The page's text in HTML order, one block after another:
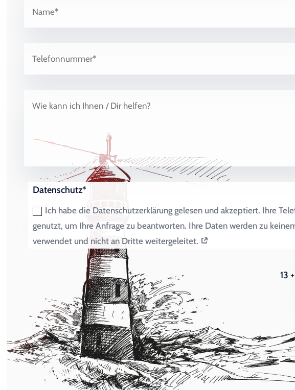
Datenschutz*
Ich habe die Datenschutzerklärung gelesen und akzeptiert. Ihre
genutzt, um Ihre Anfrage zu beantworten. Ihre Daten werden zu
verwendet und nicht an Dritte weitergeleitet.
13